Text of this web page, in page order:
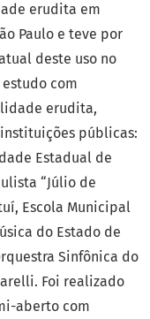
erudita em
Paulo e teve por
deste uso no
com
erudita,
públicas:
Estadual de
“Júlio de
Escola Municipal
do Estado de
Sinfônica do
Foi realizado
aberto com